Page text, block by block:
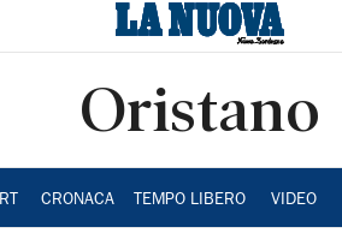
Oristano
CRONACA TEMPO LIBERO VIDEO